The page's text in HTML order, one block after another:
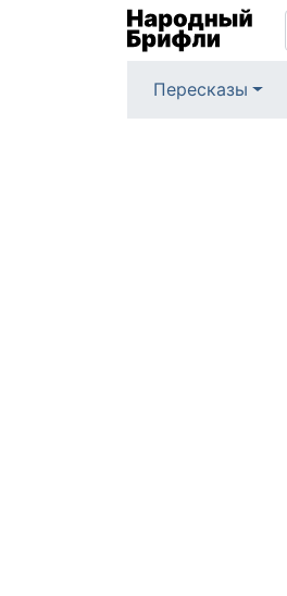
Пересказы